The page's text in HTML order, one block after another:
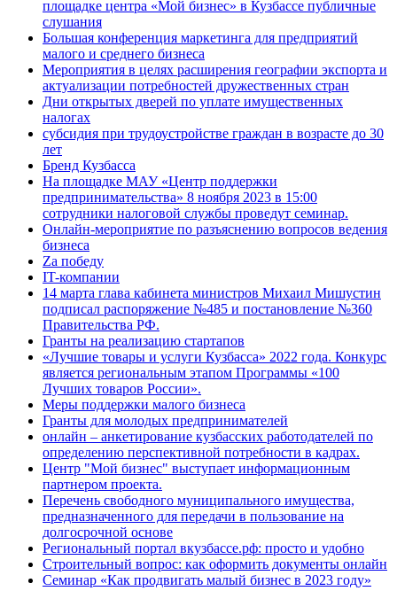
площадке центра «Мой бизнес» в Кузбассе публичные
слушания
Большая конференция маркетинга для предприятий
малого и среднего бизнеса
Мероприятия в целях расширения географии экспорта и
актуализации потребностей дружественных стран
Дни открытых дверей по уплате имущественных
налогах
субсидия при трудоустройстве граждан в возрасте до 30
лет
Бренд Кузбасса
На площадке МАУ «Центр поддержки
предпринимательства» 8 ноября 2023 в 15:00
сотрудники налоговой службы проведут семинар.
Онлайн-мероприятие по разъяснению вопросов ведения
бизнеса
Za победу
IT-компании
14 марта глава кабинета министров Михаил Мишустин
подписал распоряжение №485 и постановление №360
Правительства РФ.
Гранты на реализацию стартапов
«Лучшие товары и услуги Кузбасса» 2022 года. Конкурс
является региональным этапом Программы «100
Лучших товаров России».
Меры поддержки малого бизнеса
Гранты для молодых предпринимателей
онлайн – анкетирование кузбасских работодателей по
определению перспективной потребности в кадрах.
Центр "Мой бизнес" выступает информационным
партнером проекта.
Перечень свободного муниципального имущества,
предназначенного для передачи в пользование на
долгосрочной основе
Региональный портал вкузбассе.рф: просто и удобно
Строительный вопрос: как оформить документы онлайн
Семинар «Как продвигать малый бизнес в 2023 году»